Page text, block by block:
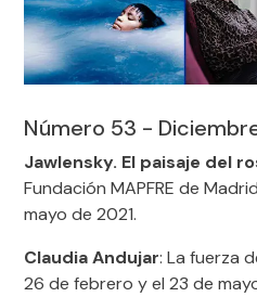
Número 53 -
Jawlensky. El paisaje del
Fundación MAPFRE de
mayo de 2021.
Claudia Andujar: La fuerza
26 de febrero y el 23 de